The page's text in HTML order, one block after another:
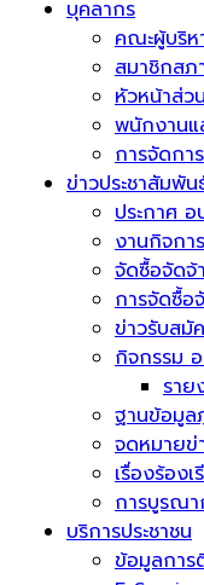
บุคลากร
คณะผู้บริห
สมาชิกสภ
หัวหน้าส่ว
พนักงานแ
การจัดกา
ข่าวประชาสัมพัน
ประกาศ อ
งานกิจกา
จัดซื้อจัดจ้
การจัดซื้อ
ข่าวรับสมั
กิจกรรม
ราย
ฐานข้อมู
จดหมายข่
เรื่องร้อง
การบูรณา
บริการประชาชน
ข้อมูลกา